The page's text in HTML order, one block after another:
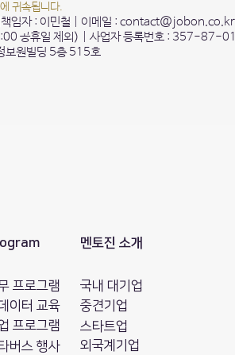
귀속됩니다.
임자 : 이민철 | 이메일 : contact@jobon.co.kr
공휴일 제외) | 사업자 등록번호 : 357-87-
보원빌딩 5층 515호
멘토진 소개
프로그램
이터 교육
프로그램
버스 행사
국내 대기업
​중견기업
스타트업
외국계기업